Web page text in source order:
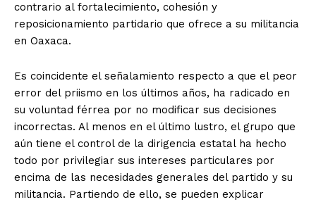
contrario al fortalecimiento, cohesión y
reposicionamiento partidario que ofrece a su militancia
en Oaxaca.
Es coincidente el señalamiento respecto a que el peor
error del priismo en los últimos años, ha radicado en
su voluntad férrea por no modificar sus decisiones
incorrectas. Al menos en el último lustro, el grupo que
aún tiene el control de la dirigencia estatal ha hecho
todo por privilegiar sus intereses particulares por
encima de las necesidades generales del partido y su
militancia. Partiendo de ello, se pueden explicar